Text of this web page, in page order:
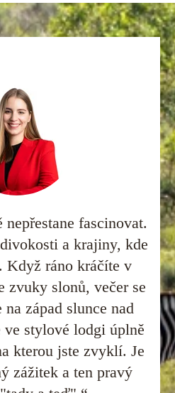
fascinovat.
a krajiny, kde
Když ráno kráčíte v
zvuky slonů, večer se
západ slunce nad
ve stylové lodgi úplně
kterou jste zvyklí. Je
zážitek a ten pravý